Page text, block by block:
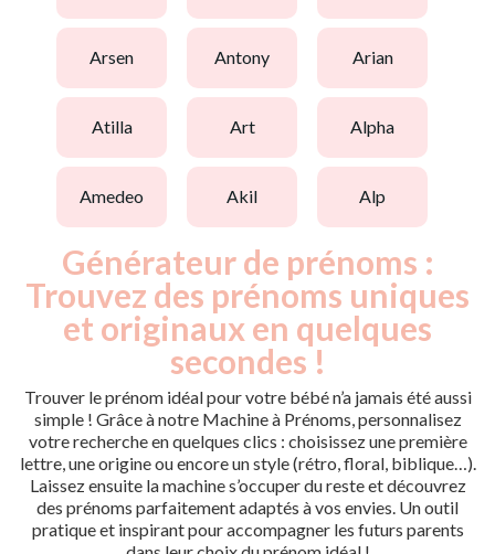
arsen antony arian
atilla art alpha
amedeo akil alp
Générateur de prénoms :
Trouvez des prénoms uniques
et originaux en quelques
secondes !
Trouver le prénom idéal pour votre bébé n’a jamais été aussi
simple ! Grâce à notre Machine à Prénoms, personnalisez
votre recherche en quelques clics : choisissez une première
lettre, une origine ou encore un style (rétro, floral, biblique…).
Laissez ensuite la machine s’occuper du reste et découvrez
des prénoms parfaitement adaptés à vos envies. Un outil
pratique et inspirant pour accompagner les futurs parents